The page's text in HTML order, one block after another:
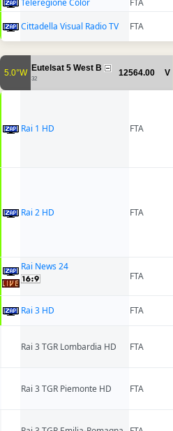
Cittadella Visual Radio TV
FTA
5.0°W Eutelsat 5 West B
32
12564.00 V
Rai 1 HD FTA
Rai 2 HD FTA
Rai News 24
FTA
Rai 3 HD FTA
Rai 3 TGR Lombardia HD FTA
Rai 3 TGR Piemonte HD FTA